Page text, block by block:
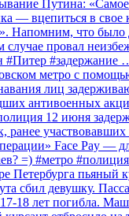
Путина:
— вцепиться в свое
Напомним, что было
случае провал
#Питер #задержание
метро с
лиц
антивоенных
12 июня
ранее
Face Pay —
=) #метро
Петербурга пьяный
сбил девушку.
18 лет погибла.